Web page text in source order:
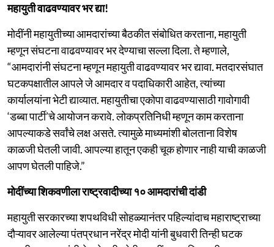
महायुती वाढवण्यावर भर द्या!
मोदींनी महायुतीच्या आमदारांच्या बैठकीत संबोधित करताना, महायुती
म्हणून संघटना वाढवण्यावर भर देण्याचा सल्ला दिला. ते म्हणाले,
“आमदारांनी संघटना म्हणून महायुती वाढवण्यावर भर द्यावा. मतदारसंघात
घटकपक्षातील आपले जे आमदार व पदाधिकारी आहेत, त्यांच्या
कार्यालयांना भेटी द्याव्यात. महायुतीचा एकोपा वाढवण्यासाठी गावोगावी
‘डब्बा पार्टी’चे आयोजन करावे. लोकप्रतिनिधी म्हणून काम करताना
आपल्याकडे सर्वांचे लक्ष असते. त्यामुळे माध्यमांशी बोलताना विशेष
काळजी घेतली जावी. आपल्या हातून एकही चूक होणार नाही याची काळजी
आपण घेतली पाहिजे.”
मोदींच्या शिकवणीला राष्ट्रवादीच्या १० आमदारांची दांडी
महायुती सरकारच्या शपथविधी सोहळ्यानंतर पहिल्यांदाच महाराष्ट्राच्या
दौऱ्यावर आलेल्या पंतप्रधान नरेंद्र मोदी यांनी बुधवारी तिन्ही घटक